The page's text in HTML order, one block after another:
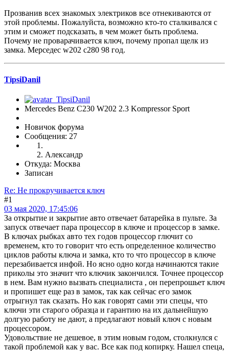
Прозванив всех знакомых электриков все отнекиваются от
этой проблемы. Пожалуйста, возможно кто-то сталкивался с
этим и сможет подсказать, в чем может быть проблема.
Почему не проварачивается ключ, почему пропал щелк из
замка. Мерседес w202 c280 98 год.
TipsiDanil
Mercedes Benz C230 W202 2.3 Kompressor Sport
Новичок форума
Сообщения: 27
Александр
Откуда: Москва
Записан
Re: Не прокручивается ключ
#1
03 мая 2020, 17:45:06
За открытие и закрытие авто отвечает батарейка в пульте. За
запуск отвечает пара процессор в ключе и процессор в замке.
В ключах рыбках авто тех годов процессор глючит со
временем, кто то говорит что есть определенное количество
циклов работы ключа и замка, кто то что процессор в ключе
перезабивается инфой. Но ясно одно когда начинаются такие
приколы это значит что ключик закончился. Точнее процессор
в нем. Вам нужно вызвать специалиста , он перепрошьет ключ
и пропишет еще раз в замок, так как сейчас его замок
отрыгнул так сказать. Но как говорят сами эти спецы, что
ключи эти старого образца и гарантию на их дальнейшую
долгую работу не дают, а предлагают новый ключ с новым
процессором.
Удовольствие не дешевое, в этим новым годом, столкнулся с
такой проблемой как у вас. Все как под копирку. Нашел спеца,